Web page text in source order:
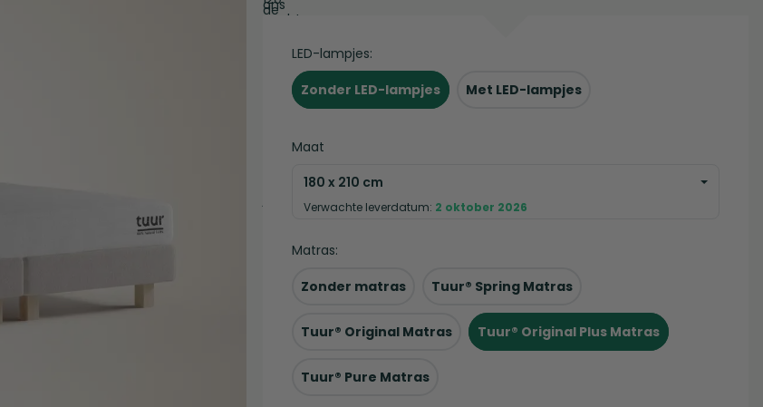
LED-lampjes:
Zonder LED-lampjes
Met LED-lampjes
Maat
180 x 210 cm
Verwachte leverdatum: 2 oktober 2026
Matras:
Zonder matras
Tuur® Spring Matras
Tuur® Original Matras Tuur® Original Plus Matras
Tuur® Pure Matras